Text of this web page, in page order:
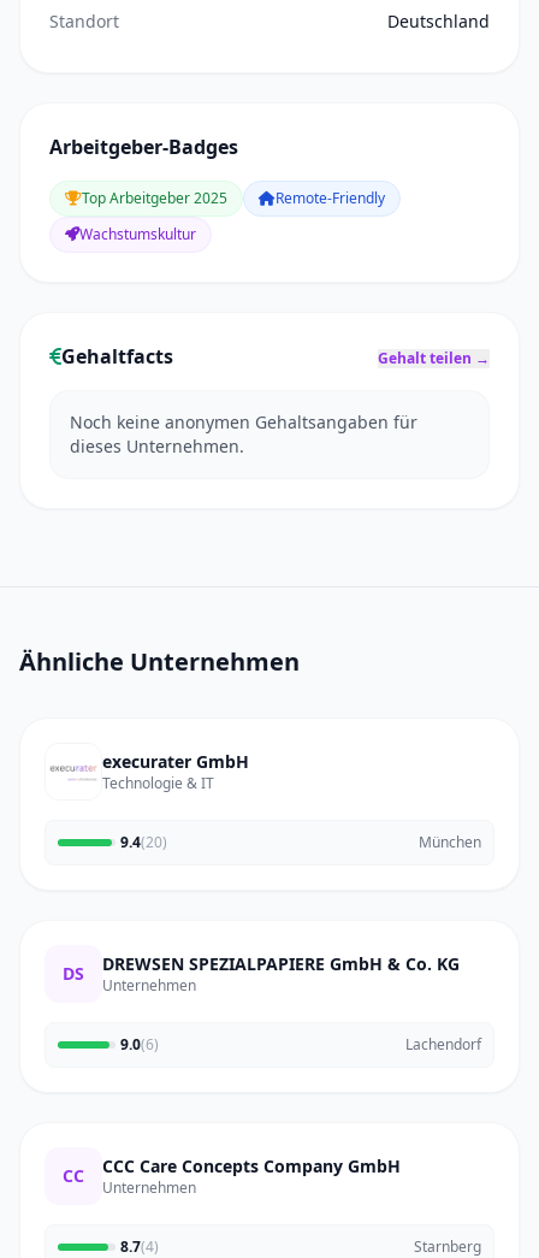
Standort Deutschland
Arbeitgeber-Badges
Top Arbeitgeber 2025
Remote-Friendly
Wachstumskultur
Gehaltfacts Gehalt teilen →
Noch keine anonymen Gehaltsangaben für
dieses Unternehmen.
Ähnliche Unternehmen
execurater GmbH
Technologie & IT
9.4(20) München
DS DREWSEN SPEZIALPAPIERE GmbH & Co. KG
Unternehmen
9.0(6) Lachendorf
CC CCC Care Concepts Company GmbH
Unternehmen
8.7(4) Starnberg